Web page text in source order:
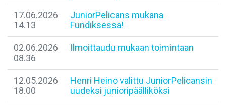
17.06.2026
14.13
JuniorPelicans mukana
Fundiksessa!
02.06.2026
08.36
Ilmoittaudu mukaan toimintaan
12.05.2026
18.00
Henri Heino valittu JuniorPelicansin
uudeksi junioripäälliköksi